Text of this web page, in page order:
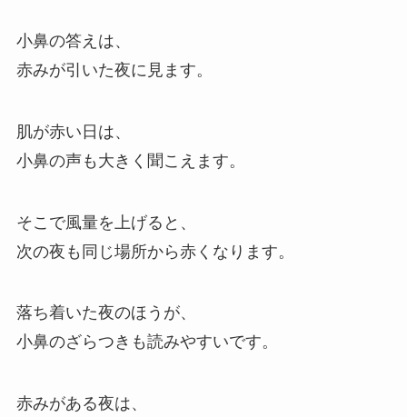
小鼻の答えは、
赤みが引いた夜に見ます。
肌が赤い日は、
小鼻の声も大きく聞こえます。
そこで風量を上げると、
次の夜も同じ場所から赤くなります。
落ち着いた夜のほうが、
小鼻のざらつきも読みやすいです。
赤みがある夜は、